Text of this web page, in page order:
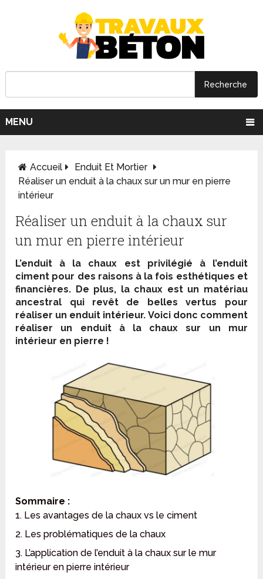
MENU
Accueil
Enduit Et Mortier
Réaliser un enduit à la chaux sur un mur en pierre
intérieur
Réaliser un enduit à la chaux sur
un mur en pierre intérieur
L’enduit à la chaux est privilégié à l’enduit
ciment pour des raisons à la fois esthétiques et
financières. De plus, la chaux est un matériau
ancestral qui revêt de belles vertus pour
réaliser un enduit intérieur. Voici donc comment
réaliser un enduit à la chaux sur un mur
intérieur en pierre !
Sommaire :
1. Les avantages de la chaux vs le ciment
2. Les problématiques de la chaux
3. L’application de l’enduit à la chaux sur le mur
intérieur en pierre intérieur